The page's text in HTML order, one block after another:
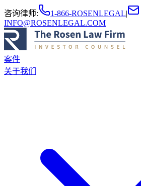
咨询律师: 1-866-ROSENLEGAL|
INFO@ROSENLEGAL.COM
案件
关于我们